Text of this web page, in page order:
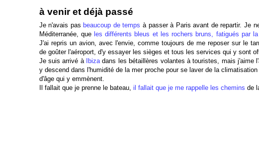
à venir et déjà passé
Je n'avais pas beaucoup de temps à passer à Paris avant de repartir. Je
Méditerranée, que les différents bleus et les rochers bruns, fatigués par
J'ai repris un avion, avec l'envie, comme toujours de me reposer sur le
de goûter l'aéroport, d'y essayer les sièges et tous les services qui y sont
Je suis arrivé à Ibizadans les bétaillères volantes à touristes, mais j'aime
y descend dans l'humidité de la mer proche pour se laver de la
d'âge qui y emmènent.
Il fallait que je prenne le bateau, il fallait que je me rappelle les chemins de